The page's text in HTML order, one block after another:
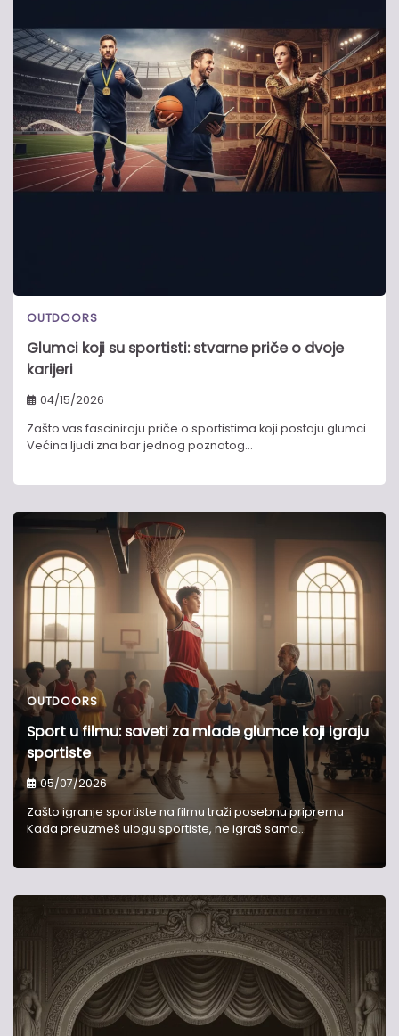
OUTDOORS
Glumci koji su sportisti: stvarne priče o dvoje
karijeri
04/15/2026
Zašto vas fasciniraju priče o sportistima koji postaju glumci
Većina ljudi zna bar jednog poznatog…
OUTDOORS
Sport u filmu: saveti za mlade glumce koji igraju
sportiste
05/07/2026
Zašto igranje sportiste na filmu traži posebnu pripremu
Kada preuzmeš ulogu sportiste, ne igraš samo…